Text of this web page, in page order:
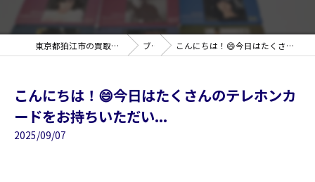
東京都狛江市の買取なら買取大吉 狛江東野川店 ブログ こんにちは！😄今日はたくさんのテレホンカードをお持ちいただい...
こんにちは！😄今日はたくさんのテレホンカ
ードをお持ちいただい...
2025/09/07